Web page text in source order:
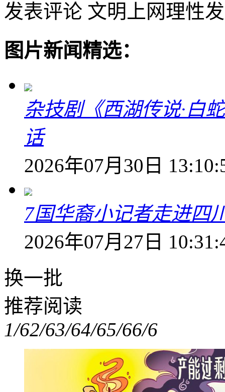
发表评论 文明上网理性
图片新闻精选：
杂技剧《西湖传说·白
话
2026年07月30日
7国华裔小记者走进四
2026年07月27日
换一批
推荐阅读
1/62/63/64/65/66/6